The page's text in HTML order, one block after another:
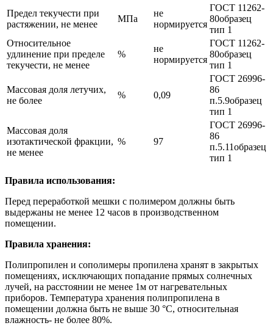
Предел текучести при
растяжении, не менее
МПа
не
нормируется
ГОСТ 11262-
80образец
тип 1
Относительное
удлинение при пределе
текучести, не менее
%
не
нормируется
ГОСТ 11262-
80образец
тип 1
Массовая доля летучих,
не более
% 0,09
ГОСТ 26996-
86
п.5.9образец
тип 1
Массовая доля
изотактической фракции,
не менее
% 97
ГОСТ 26996-
86
п.5.11образец
тип 1
Правила использования:
Перед переработкой мешки с полимером должны быть
выдержаны не менее 12 часов в производственном
помещении.
Правила хранения:
Полипропилен и сополимеры пропилена хранят в закрытых
помещениях, исключающих попадание прямых солнечных
лучей, на расстоянии не менее 1м от нагревательных
приборов. Температура хранения полипропилена в
помещении должна быть не выше 30 °С, относительная
влажность- не более 80%.